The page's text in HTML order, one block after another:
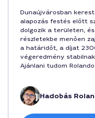
Dunaújvárosban
alapozás festés előtt
dolgozik a területen,
részletekbe menően
a határidőt, a díjat
végeredmény
Ajánlani tudom
Hadobás